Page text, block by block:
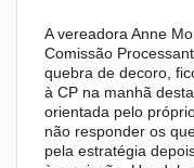
A vereadora Anne
Comissão
quebra de decoro,
à CP na manhã
orientada pelo
não responder os
pela estratégia